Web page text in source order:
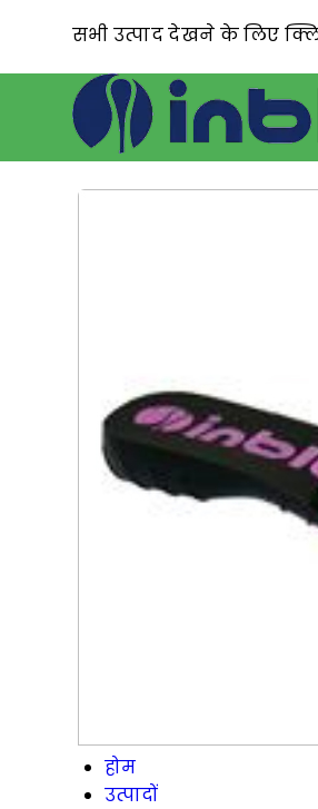
सभी उत्पाद देखने के लिए
होम
उत्पादों